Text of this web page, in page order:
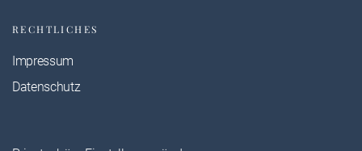
RECHTLICHES
Impressum
Datenschutz